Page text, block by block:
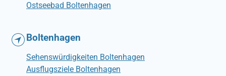
Ostseebad Boltenhagen
Boltenhagen
Sehenswürdigkeiten Boltenhagen
Ausflugsziele Boltenhagen